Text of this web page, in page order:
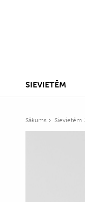
SIEVIETĒM
Sākums Sievietēm